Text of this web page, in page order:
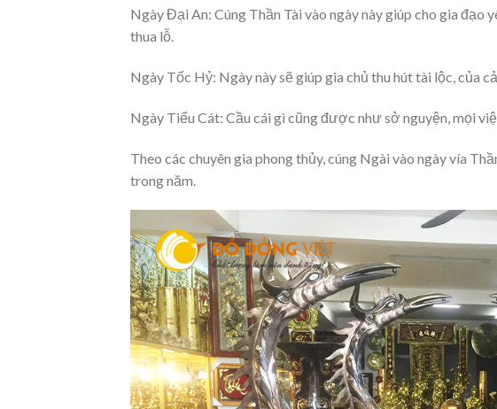
Ngày Đại An: Cúng Thần Tài vào ngày này giúp cho gia đạo
thua lỗ.
Ngày Tốc Hỷ: Ngày này sẽ giúp gia chủ thu hút tài lộc, của
Ngày Tiểu Cát: Cầu cái gì cũng được như sở nguyện, mọi
Theo các chuyên gia phong thủy, cúng Ngài vào ngày vía
trong năm.